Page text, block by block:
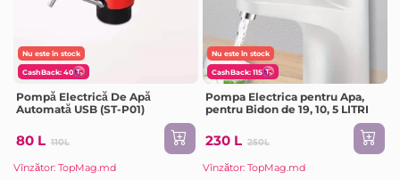
Nu este în stock
CashBack: 40
Pompă Electrică De Apă
Automată USB (ST-P01)
80 L 110L
Vînzător: TopMag.md
Nu este în stock
CashBack: 115
Pompa Electrica pentru Apa,
pentru Bidon de 19, 10, 5 LITRI
230 L 250L
Vînzător: TopMag.md